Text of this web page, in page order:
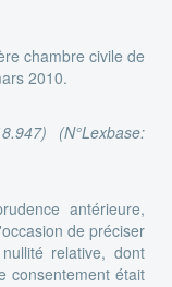
chambre civile de
2010.
(N°Lexbase:
antérieure,
de préciser
relative, dont
consentement était